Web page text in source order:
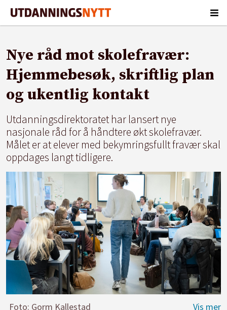
Nye råd mot skolefravær:
Hjemmebesøk, skriftlig plan
og ukentlig kontakt
Utdanningsdirektoratet har lansert nye
nasjonale råd for å håndtere økt skolefravær.
Målet er at elever med bekymringsfullt fravær skal
oppdages langt tidligere.
Foto: Gorm Kallestad